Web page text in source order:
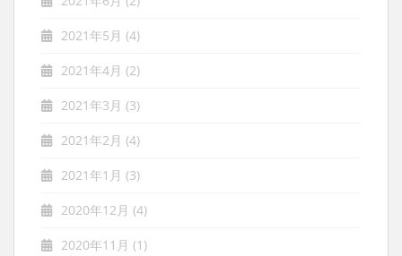
2021年5月 (4)
2021年4月 (2)
2021年3月 (3)
2021年2月 (4)
2021年1月 (3)
2020年12月 (4)
2020年11月 (1)